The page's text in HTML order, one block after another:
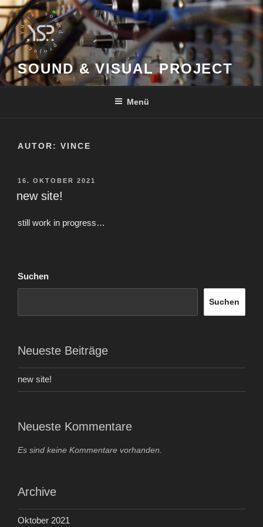
Zum
Inhalt
springen
SOUND & VISUAL PROJECT
Menü
AUTOR: VINCE
VERÖFFENTLICHT
16. OKTOBER 2021
new site!
still work in progress…
Suchen
Suchen
Neueste Beiträge
new site!
Neueste Kommentare
Es sind keine Kommentare vorhanden.
Archive
Oktober 2021